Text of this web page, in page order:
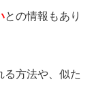
との情報もあり
る方法や、似た